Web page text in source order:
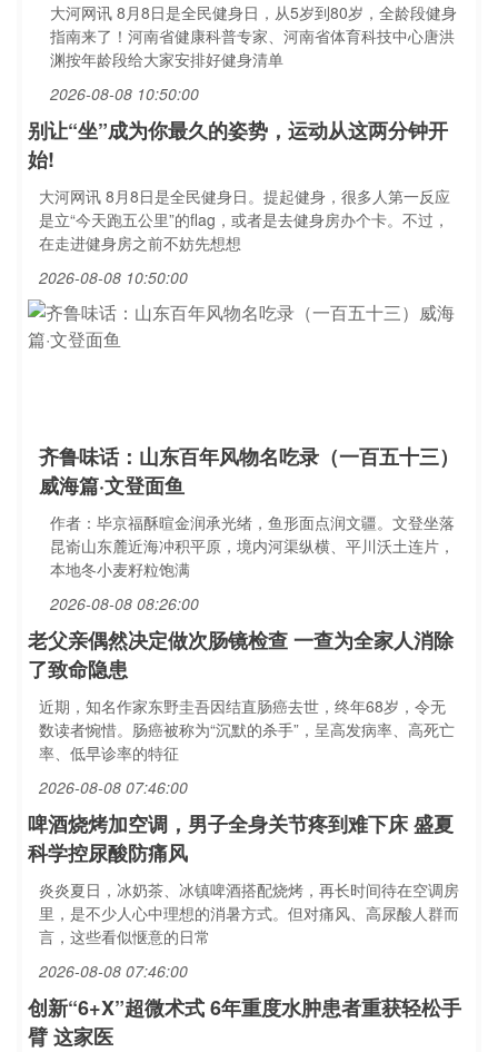
大河网讯 8月8日是全民健身日，从5岁到80岁，全龄段健身
指南来了！河南省健康科普专家、河南省体育科技中心唐洪
渊按年龄段给大家安排好健身清单
2026-08-08 10:50:00
别让“坐”成为你最久的姿势，运动从这两分钟开
始!
大河网讯 8月8日是全民健身日。提起健身，很多人第一反应
是立“今天跑五公里”的flag，或者是去健身房办个卡。不过，
在走进健身房之前不妨先想想
2026-08-08 10:50:00
齐鲁味话：山东百年风物名吃录（一百五十三）
威海篇·文登面鱼
作者：毕京福酥暄金润承光绪，鱼形面点润文疆。文登坐落
昆嵛山东麓近海冲积平原，境内河渠纵横、平川沃土连片，
本地冬小麦籽粒饱满
2026-08-08 08:26:00
老父亲偶然决定做次肠镜检查 一查为全家人消除
了致命隐患
近期，知名作家东野圭吾因结直肠癌去世，终年68岁，令无
数读者惋惜。肠癌被称为“沉默的杀手”，呈高发病率、高死亡
率、低早诊率的特征
2026-08-08 07:46:00
啤酒烧烤加空调，男子全身关节疼到难下床 盛夏
科学控尿酸防痛风
炎炎夏日，冰奶茶、冰镇啤酒搭配烧烤，再长时间待在空调房
里，是不少人心中理想的消暑方式。但对痛风、高尿酸人群而
言，这些看似惬意的日常
2026-08-08 07:46:00
创新“6+X”超微术式 6年重度水肿患者重获轻松手
臂 这家医